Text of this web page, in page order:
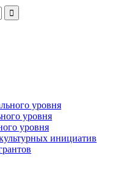
уровня
уровня
уровня
инициатив